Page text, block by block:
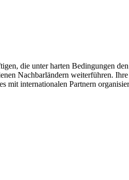
die unter harten Bedingungen
Nachbarländern weiterführen.
mit internationalen Partnern